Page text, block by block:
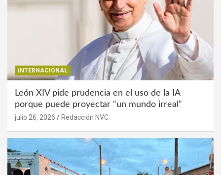
INTERNACIONAL
León XIV pide prudencia en el uso de la IA
porque puede proyectar “un mundo irreal”
julio 26, 2026 Redacción NVC